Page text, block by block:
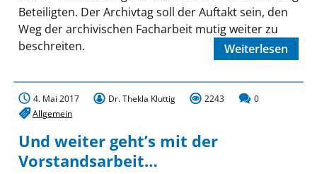
Beteiligten. Der Archivtag soll der Auftakt sein, den
Weg der archivischen Facharbeit mutig weiter zu
beschreiten.
Weiterlesen
4. Mai 2017 Dr. Thekla Kluttig 2243
0
Allgemein
Und weiter geht’s mit der
Vorstandsarbeit…